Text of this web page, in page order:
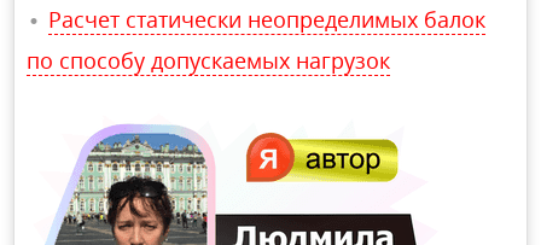
Расчет статически неопределимых балок
по способу допускаемых нагрузок